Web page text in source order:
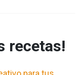
recetas!